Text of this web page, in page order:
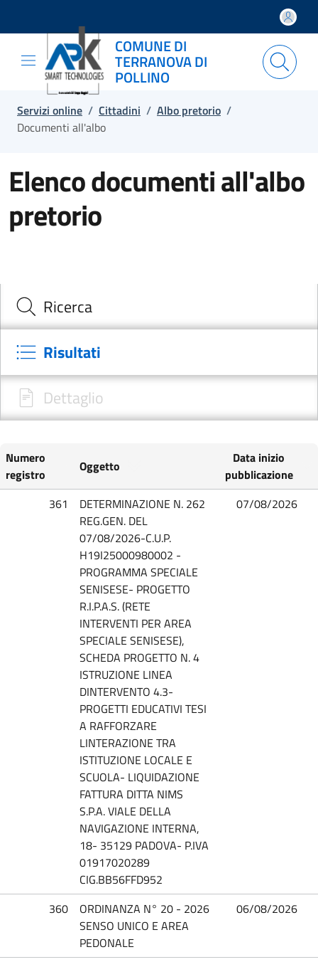
Salta e vai al contenuto
Salta e vai al footer
COMUNE DI
TERRANOVA DI
POLLINO
Servizi online / Cittadini / Albo pretorio /
Documenti all'albo
Elenco documenti all'albo
pretorio
Ricerca
Risultati
Dettaglio
Numero
registro
Oggetto
Data inizio
pubblicazione
361
DETERMINAZIONE N. 262
REG.GEN. DEL
07/08/2026-C.U.P.
H19I25000980002 -
PROGRAMMA SPECIALE
SENISESE- PROGETTO
R.I.P.A.S. (RETE
INTERVENTI PER AREA
SPECIALE SENISESE),
SCHEDA PROGETTO N. 4
ISTRUZIONE LINEA
DINTERVENTO 4.3-
PROGETTI EDUCATIVI TESI
A RAFFORZARE
LINTERAZIONE TRA
ISTITUZIONE LOCALE E
SCUOLA- LIQUIDAZIONE
FATTURA DITTA NIMS
S.P.A. VIALE DELLA
NAVIGAZIONE INTERNA,
18- 35129 PADOVA- P.IVA
01917020289
CIG.BB56FFD952
07/08/2026
360
ORDINANZA N° 20 - 2026
SENSO UNICO E AREA
PEDONALE
06/08/2026